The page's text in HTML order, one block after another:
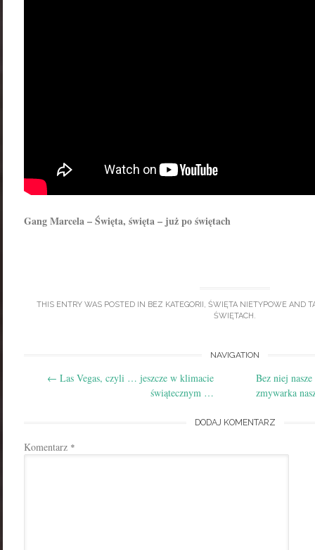
Gang Marcela – Święta, święta – już po świętach
THIS ENTRY WAS POSTED IN BEZ KATEGORII ŚWIĘTA NIETYPOWE AND
ŚWIĘTACH
navigation
NAVIGATION
← Las Vegas, czyli … jeszcze w klimacie
świątecznym …
Bez niej
zmywarka
DODAJ KOMENTARZ
Komentarz *